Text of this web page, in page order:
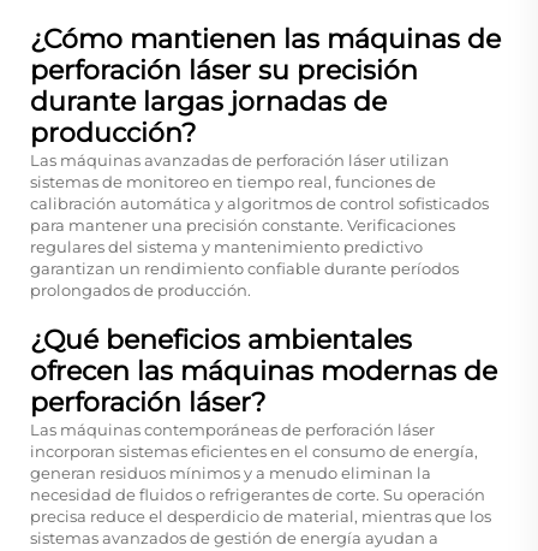
¿Cómo mantienen las máquinas de
perforación láser su precisión
durante largas jornadas de
producción?
Las máquinas avanzadas de perforación láser utilizan
sistemas de monitoreo en tiempo real, funciones de
calibración automática y algoritmos de control sofisticados
para mantener una precisión constante. Verificaciones
regulares del sistema y mantenimiento predictivo
garantizan un rendimiento confiable durante períodos
prolongados de producción.
¿Qué beneficios ambientales
ofrecen las máquinas modernas de
perforación láser?
Las máquinas contemporáneas de perforación láser
incorporan sistemas eficientes en el consumo de energía,
generan residuos mínimos y a menudo eliminan la
necesidad de fluidos o refrigerantes de corte. Su operación
precisa reduce el desperdicio de material, mientras que los
sistemas avanzados de gestión de energía ayudan a